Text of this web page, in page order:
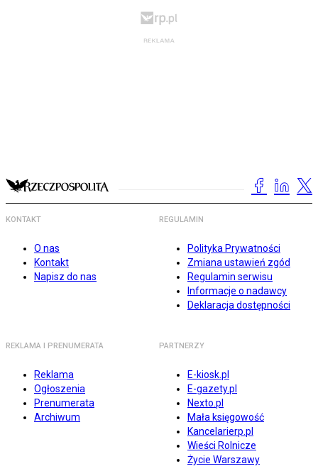
KONTAKT
O nas
Kontakt
Napisz do nas
REGULAMIN
Polityka Prywatności
Zmiana ustawień zgód
Regulamin serwisu
Informacje o nadawcy
Deklaracja dostępności
REKLAMA I PRENUMERATA
Reklama
Ogłoszenia
Prenumerata
Archiwum
PARTNERZY
E-kiosk.pl
E-gazety.pl
Nexto.pl
Mała księgowość
Kancelarierp.pl
Wieści Rolnicze
Życie Warszawy